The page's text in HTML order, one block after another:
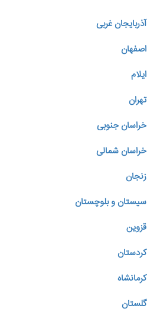
آذربایجان غربی
اصفهان
ایلام
تهران
خراسان جنوبی
خراسان شمالی
زنجان
سیستان و بلوچستان
قزوین
کردستان
کرمانشاه
گلستان